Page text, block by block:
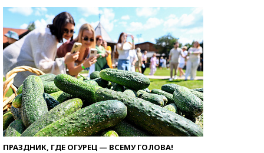
ПРАЗДНИК, ГДЕ ОГУРЕЦ — ВСЕМУ ГОЛОВА!